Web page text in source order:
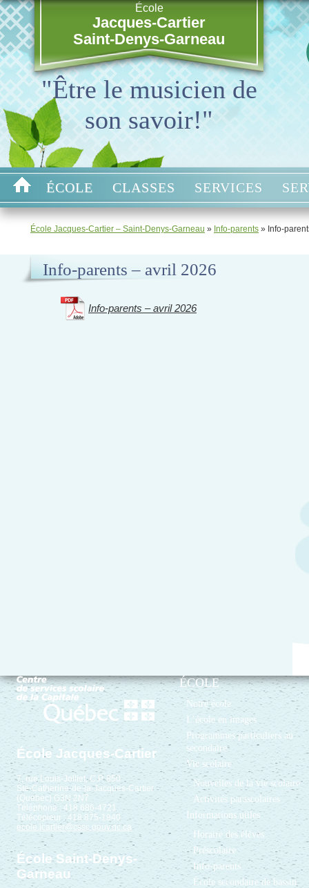
École
Jacques-Cartier
Saint-Denys-Garneau
"Être le musicien de
son savoir!"
ÉCOLE CLASSES SERVICES
École Jacques-Cartier – Saint-Denys-Garneau » Info-parents » Info-
Info-parents – avril 2026
Info-parents – avril 2026
École Jacques-Cartier
7, rue Louis-Jolliet, C.P. 850
Ste-Catherine-de-la-Jacques-Cartier
(Québec) G3N 2N7
Téléphone : 418 686-4721
Télécopieur : 418 875-1940
ecole.jcartier@cssc.gouv.qc.ca
École Saint-Denys-
Garneau
ÉCOLE
Notre école
L’école en images
Programmes particuliers au
secondaire
Vie scolaire
Nouvelles de la vie scolaire
Activités parascolaires
Informations utiles
Horaire des élèves
Préscolaire
Info-parents
École secondaire de bassin